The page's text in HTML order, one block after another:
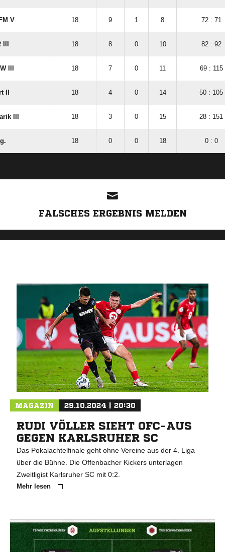
V 18 9 1 8 72 : 71
18 8 0 10 82 : 92
III 18 7 0 11 69 : 115
II 18 4 0 14 50 : 105
III 18 3 0 15 28 : 151
18 0 0 18 0 : 0
FALSCHES ERGEBNIS MELDEN
MAGAZIN 29.10.2024 | 20:30
RUDI VÖLLER SIEHT OFC-AUS
GEGEN KARLSRUHER SC
Das Pokalachtelfinale geht ohne Vereine aus der 4. Liga
über die Bühne. Die Offenbacher Kickers unterlagen
Zweitligist Karlsruher SC mit 0:2.
Mehr lesen